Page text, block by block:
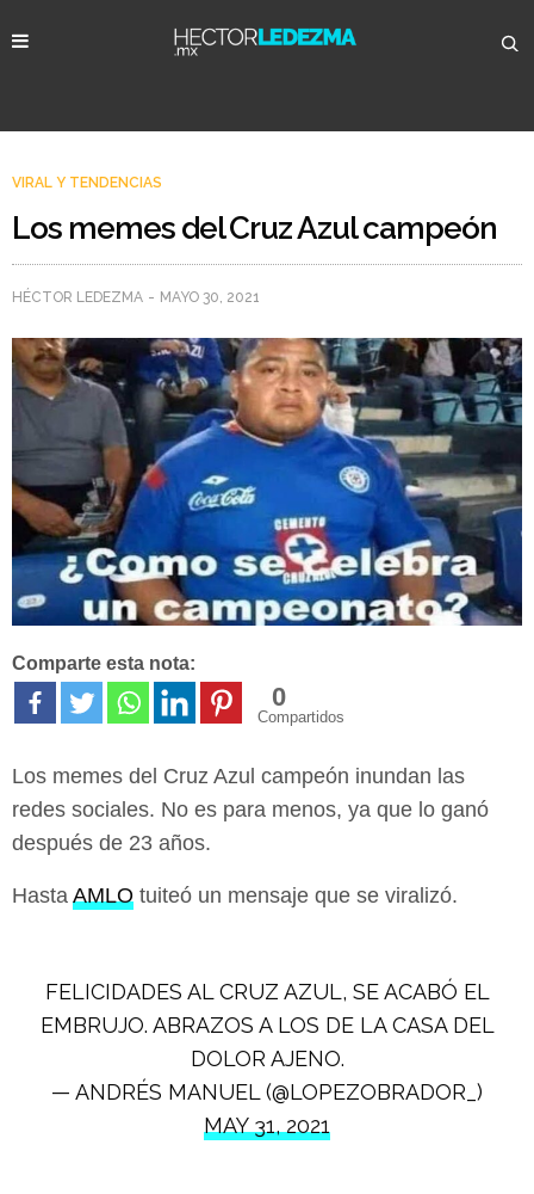
VIRAL Y TENDENCIAS
Los memes del Cruz Azul campeón
HÉCTOR LEDEZMA MAYO 30, 2021
Comparte esta nota:
0
Compartidos
Los memes del Cruz Azul campeón inundan las
redes sociales. No es para menos, ya que lo ganó
después de 23 años.
Hasta AMLO tuiteó un mensaje que se viralizó.
FELICIDADES AL CRUZ AZUL, SE ACABÓ EL
EMBRUJO. ABRAZOS A LOS DE LA CASA DEL
DOLOR AJENO.
— ANDRÉS MANUEL (@LOPEZOBRADOR_)
MAY 31, 2021